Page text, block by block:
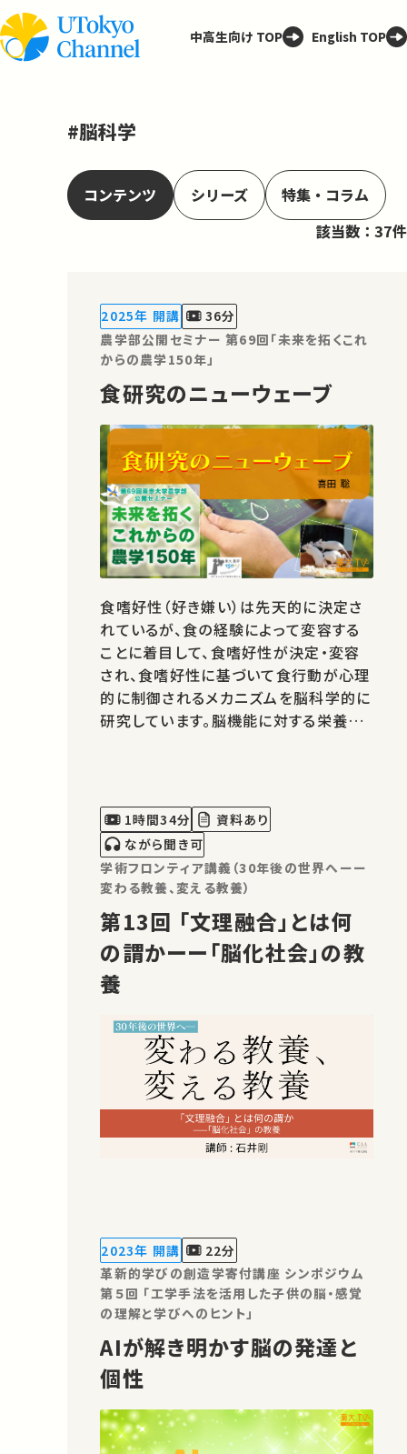
中高生向け TOP English TOP
#脳科学
コンテンツ シリーズ
特集・コラム
該当数：37件
2025年 開講
36分
農学部公開セミナー 第69回「未来を拓くこれ
からの農学150年」
食研究のニューウェーブ
食嗜好性（好き嫌い）は先天的に決定さ
れているが、食の経験によって変容する
ことに着目して、食嗜好性が決定・変容
され、食嗜好性に基づいて食行動が心理
的に制御されるメカニズムを脳科学的に
研究しています。脳機能に対する栄養素
農学部1時間34分
資料あり
ながら聞き可
学術フロンティア講義（30年後の世界へーー
変わる教養、変える教養）
第13回 「文理融合」とは何
の謂かーー「脳化社会」の教
養
2023年 開講
22分
革新的学びの創造学寄付講座 シンポジウム
第５回 「工学手法を活用した子供の脳・感覚
の理解と学びへのヒント」
AIが解き明かす脳の発達と
個性